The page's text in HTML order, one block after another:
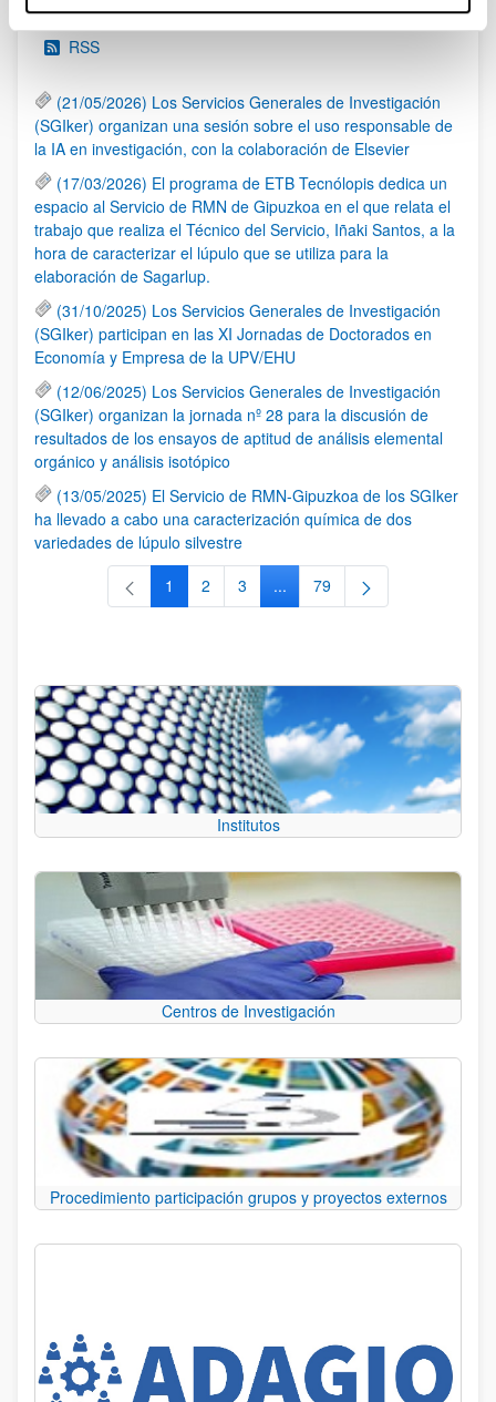
RSS
(21/05/2026) Los Servicios Generales de Investigación
(SGIker) organizan una sesión sobre el uso responsable de
la IA en investigación, con la colaboración de Elsevier
(17/03/2026) El programa de ETB Tecnólopis dedica un
espacio al Servicio de RMN de Gipuzkoa en el que relata el
trabajo que realiza el Técnico del Servicio, Iñaki Santos, a la
hora de caracterizar el lúpulo que se utiliza para la
elaboración de Sagarlup.
(31/10/2025) Los Servicios Generales de Investigación
(SGIker) participan en las XI Jornadas de Doctorados en
Economía y Empresa de la UPV/EHU
(12/06/2025) Los Servicios Generales de Investigación
(SGIker) organizan la jornada nº 28 para la discusión de
resultados de los ensayos de aptitud de análisis elemental
orgánico y análisis isotópico
(13/05/2025) El Servicio de RMN-Gipuzkoa de los SGIker
ha llevado a cabo una caracterización química de dos
variedades de lúpulo silvestre
Página
1 Página
2 Página
3 ...Páginas intermedias Use TAB
Página
79
Institutos
Centros de Investigación
Procedimiento participación grupos y proyectos externos